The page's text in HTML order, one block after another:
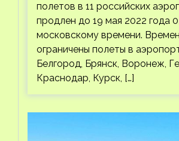
полетов в 11 российских
продлен до 19 мая 2022 года
московскому времени.
ограничены полеты в
Белгород, Брянск, Воронеж,
Краснодар, Курск, […]